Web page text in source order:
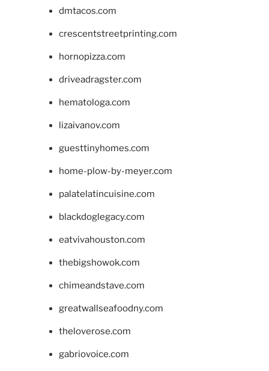
dmtacos.com
crescentstreetprinting.com
hornopizza.com
driveadragster.com
hematologa.com
lizaivanov.com
guesttinyhomes.com
home-plow-by-meyer.com
palatelatincuisine.com
blackdoglegacy.com
eatvivahouston.com
thebigshowok.com
chimeandstave.com
greatwallseafoodny.com
theloverose.com
gabriovoice.com